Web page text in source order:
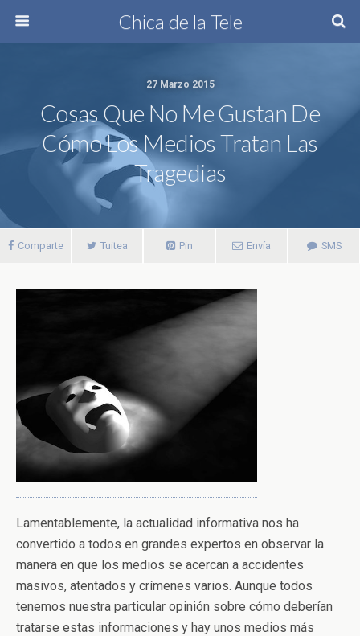
Chica de la Tele
27 Marzo 2015
Cosas Que No Me Gustan De
Cómo Los Medios Tratan Las
Tragedias
Comparte Tuitea Pin Envía SMS
Lamentablemente, la actualidad informativa nos ha
convertido a todos en grandes expertos en observar la
manera en que los medios se acercan a accidentes
masivos, atentados y crímenes varios. Aunque todos
tenemos nuestra particular opinión sobre cómo deberían
tratarse estas informaciones y hay unos medios más